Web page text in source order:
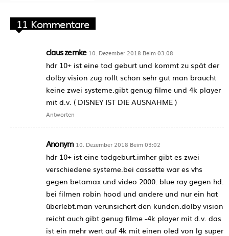
11 Kommentare
claus zemke 10. Dezember 2018 Beim 03:08
hdr 10+ ist eine tod geburt und kommt zu spät der
dolby vision zug rollt schon sehr gut man braucht
keine zwei systeme.gibt genug filme und 4k player
mit d.v. ( DISNEY IST DIE AUSNAHME )
Antworten
Anonym 10. Dezember 2018 Beim 03:02
hdr 10+ ist eine todgeburt.imher gibt es zwei
verschiedene systeme.bei cassette war es vhs
gegen betamax und video 2000. blue ray gegen hd.
bei filmen robin hood und andere und nur ein hat
überlebt.man verunsichert den kunden.dolby vision
reicht auch gibt genug filme -4k player mit d.v. das
ist ein mehr wert auf 4k mit einen oled von lg super